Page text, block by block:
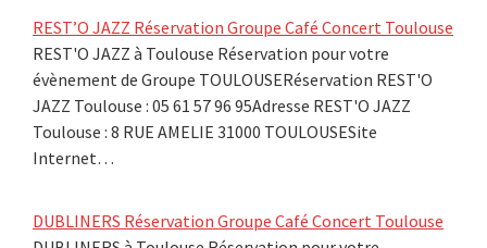
REST’O JAZZ Réservation Groupe Café Concert Toulouse
REST'O JAZZ à Toulouse Réservation pour votre
évènement de Groupe TOULOUSERéservation REST'O
JAZZ Toulouse : 05 61 57 96 95Adresse REST'O JAZZ
Toulouse : 8 RUE AMELIE 31000 TOULOUSESite
Internet…
DUBLINERS Réservation Groupe Café Concert Toulouse